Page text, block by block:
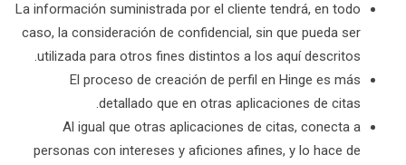
La información suministrada por el cliente tendrá, en todo
caso, la consideración de confidencial, sin que pueda ser
utilizada para otros fines distintos a los aquí descritos.
El proceso de creación de perfil en Hinge es más
detallado que en otras aplicaciones de citas.
Al igual que otras aplicaciones de citas, conecta a
personas con intereses y aficiones afines, y lo hace de